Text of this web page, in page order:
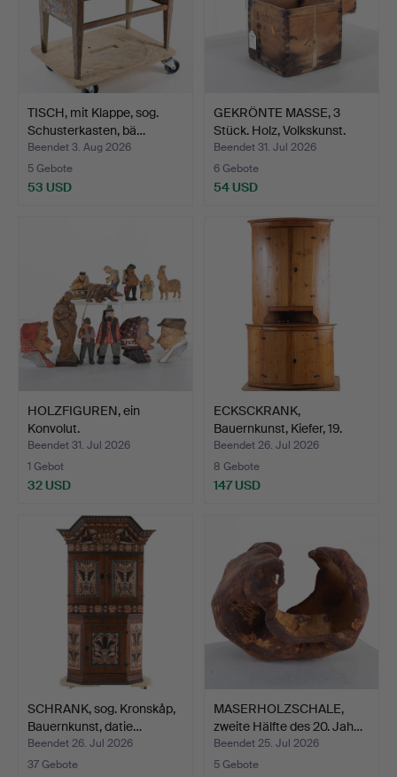
TISCH, mit Klappe, sog.
Schusterkasten, bä…
Beendet 3. Aug 2026
5 Gebote
53 USD
GEKRÖNTE MASSE, 3
Stück. Holz, Volkskunst.
Beendet 31. Jul 2026
6 Gebote
54 USD
HOLZFIGUREN, ein
Konvolut.
Beendet 31. Jul 2026
1 Gebot
32 USD
ECKSCKRANK,
Bauernkunst, Kiefer, 19.
Jahrh…
Beendet 26. Jul 2026
8 Gebote
147 USD
SCHRANK, sog. Kronskåp,
Bauernkunst, datie…
Beendet 26. Jul 2026
37 Gebote
MASERHOLZSCHALE,
zweite Hälfte des 20. Jah…
Beendet 25. Jul 2026
5 Gebote